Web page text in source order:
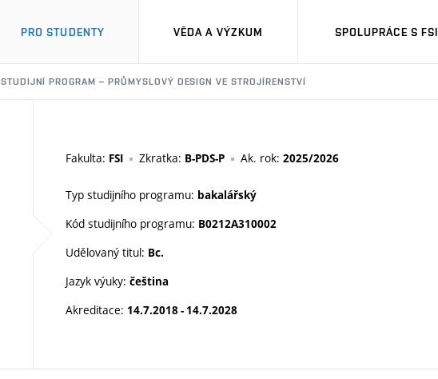
PRO STUDENTY VĚDA A VÝZKUM SPOLUPRÁCE S FSI
STUDIJNÍ PROGRAM – PRŮMYSLOVÝ DESIGN VE STROJÍRENSTVÍ
Fakulta: FSI Zkratka: B-PDS-P Ak. rok: 2025/2026
Typ studijního programu: bakalářský
Kód studijního programu: B0212A310002
Udělovaný titul: Bc.
Jazyk výuky: čeština
Akreditace: 14.7.2018 - 14.7.2028